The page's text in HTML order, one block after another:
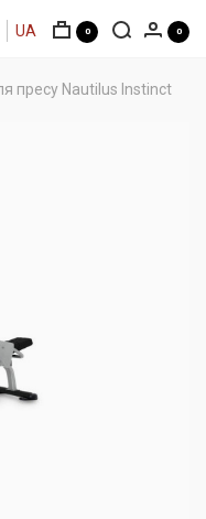
UA 0 0
пресу Nautilus Instinct